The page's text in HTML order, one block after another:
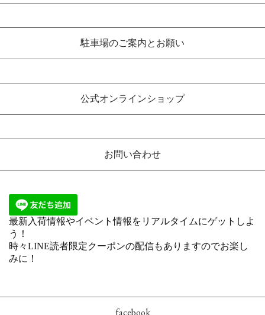
駐車場のご案内とお願い
公式オンラインショップ
お問い合わせ
facebook